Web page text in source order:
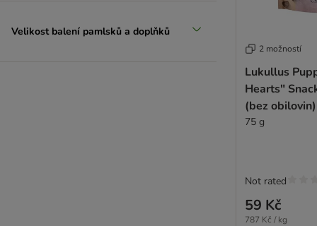
Velikost balení pamlsků a doplňků
2 možností
Lukullus
Hearts"
(bez obilovin)
75 g
59 Kč
787 Kč / kg
Not rated